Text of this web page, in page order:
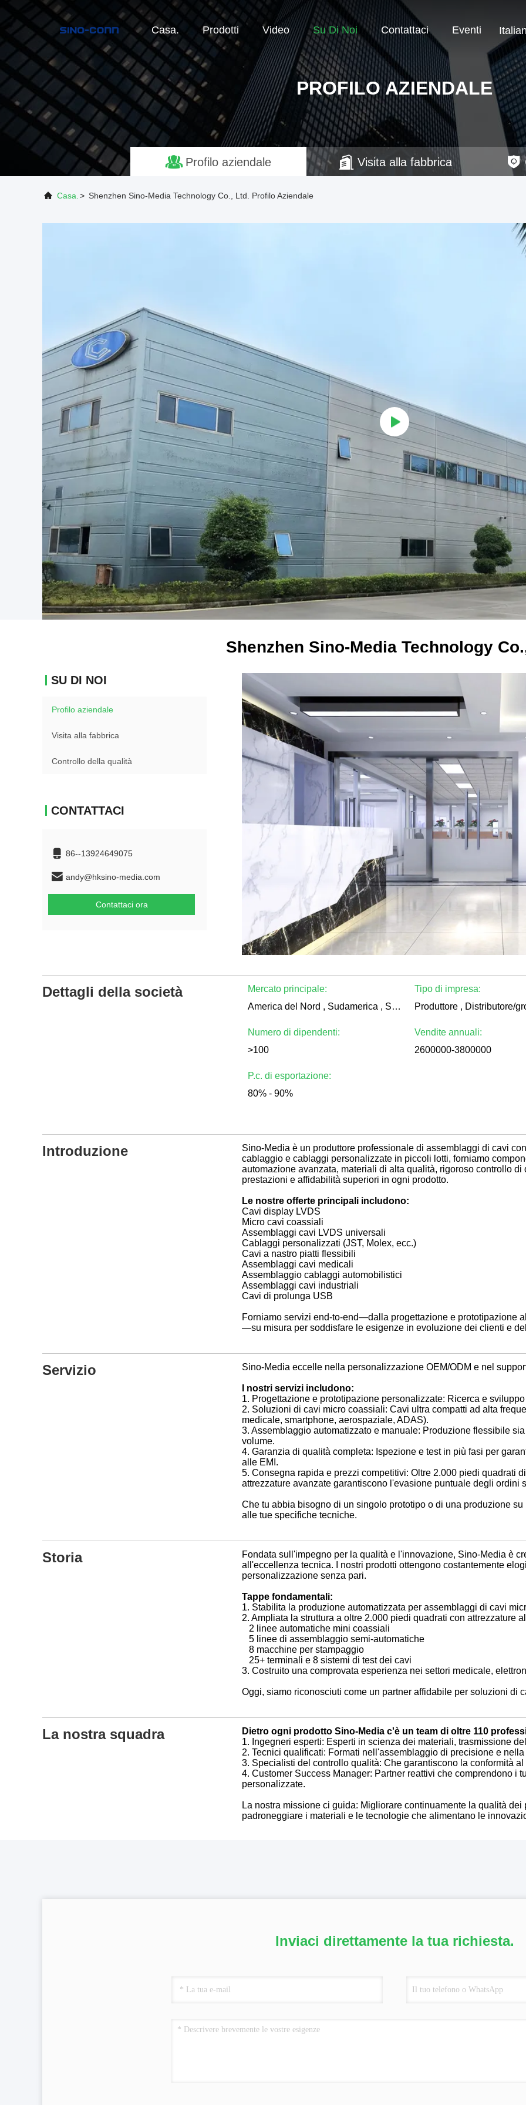
Casa. Prodotti Video Su Di Noi Contattaci Eventi
PROFILO AZIENDALE
Profilo aziendale Visita alla fabbrica
Casa. > Shenzhen Sino-Media Technology Co., Ltd. Profilo Aziendale
Shenzhen Sino-Media Technology
SU DI NOI
Profilo aziendale
Visita alla fabbrica
Controllo della qualità
CONTATTACI
86--13924649075
andy@hksino-media.com
Contattaci ora
Dettagli della società
Mercato principale:
America del Nord , Sudamerica , Sud-Est asiatico , In tutto il mondo
Tipo di impresa:
Numero di dipendenti:
>100
Vendite annuali:
2600000-3800000
P.c. di esportazione:
80% - 90%
Introduzione
Sino-Media è un produttore professionale di assemblaggi di cavi
cablaggio e cablaggi personalizzate in piccoli lotti, forniamo
automazione avanzata, materiali di alta qualità, rigoroso controllo
prestazioni e affidabilità superiori in ogni prodotto.
Le nostre offerte principali includono:
Cavi display LVDS
Micro cavi coassiali
Assemblaggi cavi LVDS universali
Cablaggi personalizzati (JST, Molex, ecc.)
Cavi a nastro piatti flessibili
Assemblaggi cavi medicali
Assemblaggio cablaggi automobilistici
Assemblaggi cavi industriali
Cavi di prolunga USB
Forniamo servizi end-to-end—dalla progettazione e prototipazione
—su misura per soddisfare le esigenze in evoluzione dei clienti e
Servizio Sino-Media eccelle nella personalizzazione OEM/ODM e nel
I nostri servizi includono:
1. Progettazione e prototipazione personalizzate: Ricerca e
2. Soluzioni di cavi micro coassiali: Cavi ultra compatti ad alta
medicale, smartphone, aerospaziale, ADAS).
3. Assemblaggio automatizzato e manuale: Produzione flessibile
volume.
4. Garanzia di qualità completa: Ispezione e test in più fasi per
alle EMI.
5. Consegna rapida e prezzi competitivi: Oltre 2.000 piedi quadrati
attrezzature avanzate garantiscono l'evasione puntuale degli ordini
Che tu abbia bisogno di un singolo prototipo o di una produzione
alle tue specifiche tecniche.
Storia
Fondata sull'impegno per la qualità e l'innovazione, Sino-Media è
all'eccellenza tecnica. I nostri prodotti ottengono costantemente
personalizzazione senza pari.
Tappe fondamentali:
1. Stabilita la produzione automatizzata per assemblaggi di cavi
2. Ampliata la struttura a oltre 2.000 piedi quadrati con attrezzature
2 linee automatiche mini coassiali
5 linee di assemblaggio semi-automatiche
8 macchine per stampaggio
25+ terminali e 8 sistemi di test dei cavi
3. Costruito una comprovata esperienza nei settori medicale,
Oggi, siamo riconosciuti come un partner affidabile per soluzioni di
La nostra squadra
Dietro ogni prodotto Sino-Media c'è un team di oltre 110
1. Ingegneri esperti: Esperti in scienza dei materiali, trasmissione
2. Tecnici qualificati: Formati nell'assemblaggio di precisione e
3. Specialisti del controllo qualità: Che garantiscono la conformità
4. Customer Success Manager: Partner reattivi che comprendono i
personalizzate.
La nostra missione ci guida: Migliorare continuamente la qualità
padroneggiare i materiali e le tecnologie che alimentano le
Inviaci direttamente la tua richiesta.